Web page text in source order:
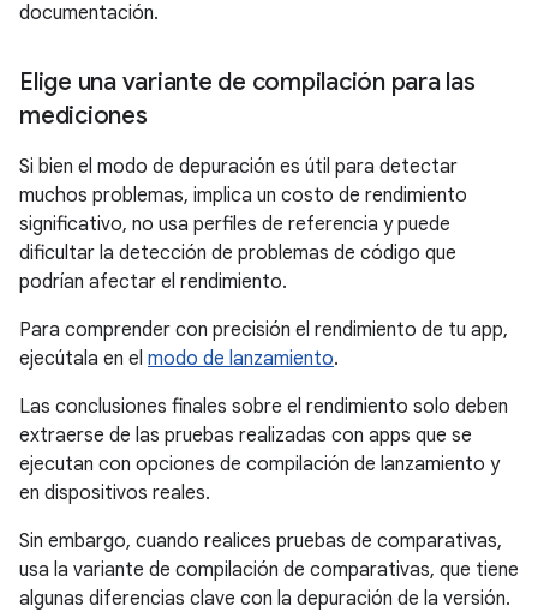
documentación.
Elige una variante de compilación para las
mediciones
Si bien el modo de depuración es útil para detectar
muchos problemas, implica un costo de rendimiento
significativo, no usa perfiles de referencia y puede
dificultar la detección de problemas de código que
podrían afectar el rendimiento.
Para comprender con precisión el rendimiento de tu app,
ejecútala en el modo de lanzamiento.
Las conclusiones finales sobre el rendimiento solo deben
extraerse de las pruebas realizadas con apps que se
ejecutan con opciones de compilación de lanzamiento y
en dispositivos reales.
Sin embargo, cuando realices pruebas de comparativas,
usa la variante de compilación de comparativas, que tiene
algunas diferencias clave con la depuración de la versión.